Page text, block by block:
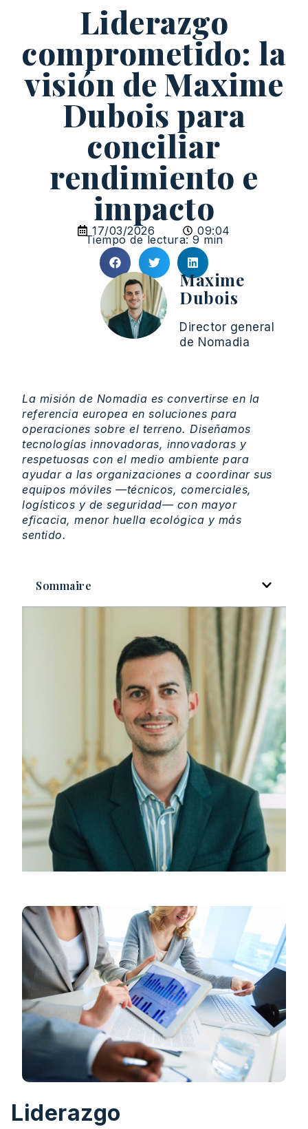
Liderazgo
comprometido: la
visión de Maxime
Dubois para
conciliar
rendimiento e
impacto
17/03/2026 09:04
Tiempo de lectura: 9 min
Maxime
Dubois
Director general
de Nomadia
La misión de Nomadia es convertirse en la
referencia europea en soluciones para
operaciones sobre el terreno. Diseñamos
tecnologías innovadoras, innovadoras y
respetuosas con el medio ambiente para
ayudar a las organizaciones a coordinar sus
equipos móviles —técnicos, comerciales,
logísticos y de seguridad— con mayor
eficacia, menor huella ecológica y más
sentido.
Sommaire
Liderazgo